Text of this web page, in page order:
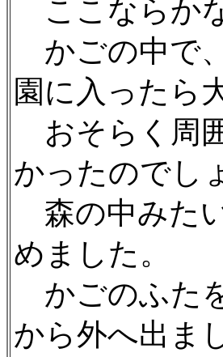
ここならか
かごの中で
園に入ったら
おそらく周
かったのでし
森の中みた
めました。
かごのふた
から外へ出ま